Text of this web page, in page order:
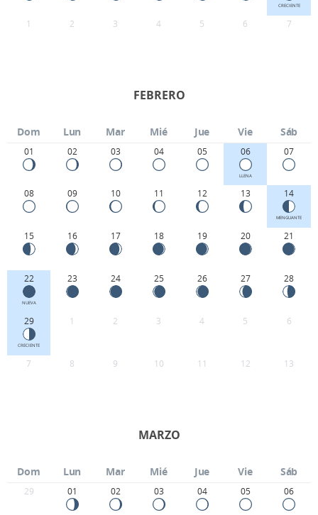
CRECIENTE
1 2 3 4 5 6 7
FEBRERO
Dom Lun Mar Mié Jue Vie Sáb
01 02 03 04 05 06
LLENA
07
08 09 10 11 12 13 14
MENGUANTE
15 16 17 18 19 20 21
22
NUEVA
23 24 25 26 27 28
29
CRECIENTE
1 2 3 4 5 6
7 8 9 10 11 12 13
MARZO
Dom Lun Mar Mié Jue Vie Sáb
29 01 02 03 04 05 06